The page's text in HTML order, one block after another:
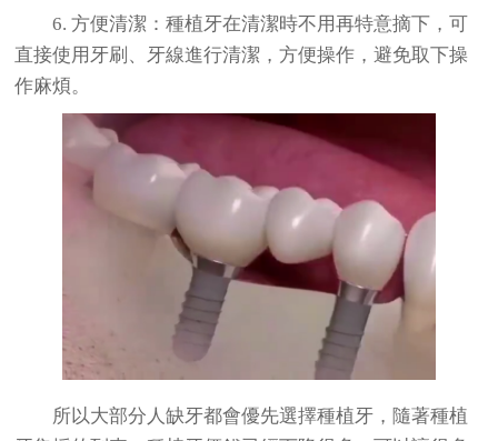
6. 方便清潔：種植牙在清潔時不用再特意摘下，可
直接使用牙刷、牙線進行清潔，方便操作，避免取下操
作麻煩。
所以大部分人缺牙都會優先選擇種植牙，隨著種植